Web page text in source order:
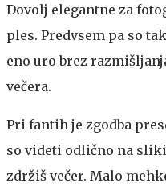
Dovolj elegantne za
ples. Predvsem pa so
eno uro brez
večera.
Pri fantih je zgodba
so videti odlično na
zdržiš večer. Malo